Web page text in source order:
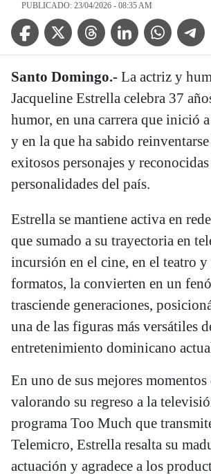
PUBLICADO: 23/04/2026 - 08:35 AM
Facebook IconTwitter IconThreads IconLinkedin IconWhatsApp Icon
Santo Domingo.- La actriz y
Jacqueline Estrella celebra 37
humor, en una carrera que inició
y en la que ha sabido
exitosos personajes y
personalidades del país.
Estrella se mantiene activa en
que sumado a su trayectoria en
incursión en el cine, en el teatro y
formatos, la convierten en un
trasciende generaciones,
una de las figuras más versátiles
entretenimiento dominicano
En uno de sus mejores momentos
valorando su regreso a la
programa Too Much que
Telemicro, Estrella resalta su
actuación y agradece a los